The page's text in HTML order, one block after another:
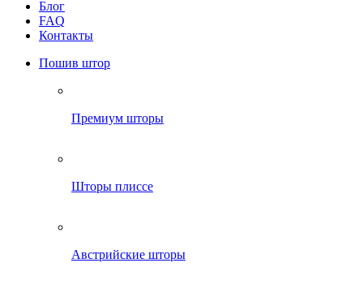
Блог
FAQ
Контакты
Пошив штор
Премиум шторы
Шторы плиссе
Австрийские шторы